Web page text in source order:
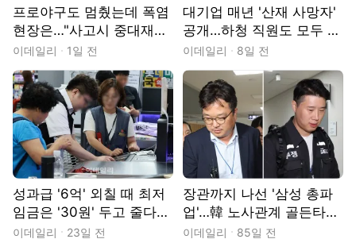
프로야구도 멈췄는데 폭염
현장은…"사고시 중대재해
법 적용"[노동TALK]
이데일리 1일 전
대기업 매년 '산재 사망자'
공개…하청 직원도 모두 포
함[노동TALK]
이데일리 8일 전
성과급 '6억' 외칠 때 최저
임금은 '30원' 두고 줄다리
기[노동TALK]
이데일리 23일 전
장관까지 나선 '삼성 총파
업'…韓 노사관계 골든타임
[노동TALK]
이데일리 85일 전